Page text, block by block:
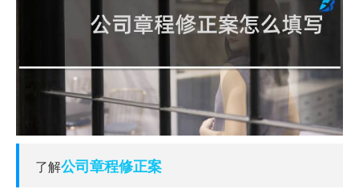
了解公司章程修正案